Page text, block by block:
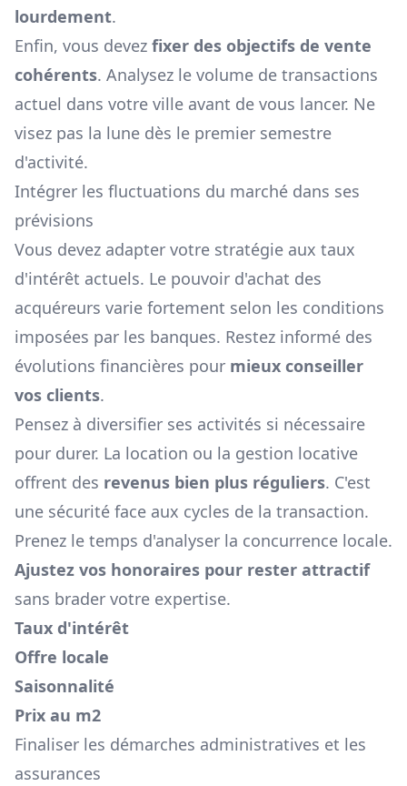
lourdement.
Enfin, vous devez fixer des objectifs de vente
cohérents. Analysez le volume de transactions
actuel dans votre ville avant de vous lancer. Ne
visez pas la lune dès le premier semestre
d'activité.
Intégrer les fluctuations du marché dans ses
prévisions
Vous devez adapter votre stratégie aux taux
d'intérêt actuels. Le pouvoir d'achat des
acquéreurs varie fortement selon les conditions
imposées par les banques. Restez informé des
évolutions financières pour mieux conseiller
vos clients.
Pensez à diversifier ses activités si nécessaire
pour durer. La location ou la gestion locative
offrent des revenus bien plus réguliers. C'est
une sécurité face aux cycles de la transaction.
Prenez le temps d'analyser la concurrence locale.
Ajustez vos honoraires pour rester attractif
sans brader votre expertise.
Taux d'intérêt
Offre locale
Saisonnalité
Prix au m2
Finaliser les démarches administratives et les
assurances